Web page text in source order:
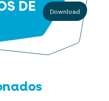
DE
Download